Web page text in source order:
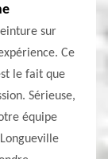
sur
Ce
le fait que
Sérieuse,
équipe